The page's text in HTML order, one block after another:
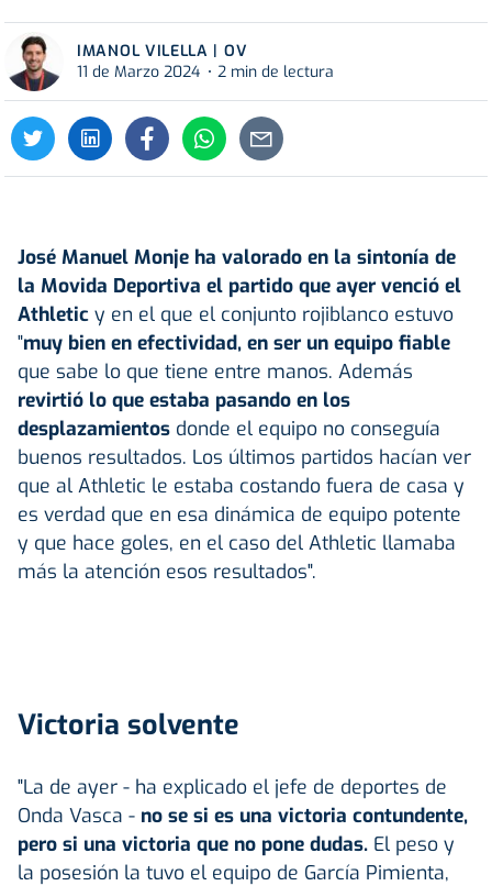
IMANOL VILELLA | OV
11 de Marzo 2024
2 min de lectura
José Manuel Monje ha valorado en la sintonía de
la Movida Deportiva el partido que ayer venció el
Athletic y en el que el conjunto rojiblanco estuvo
"muy bien en efectividad, en ser un equipo fiable
que sabe lo que tiene entre manos. Además
revirtió lo que estaba pasando en los
desplazamientos donde el equipo no conseguía
buenos resultados. Los últimos partidos hacían ver
que al Athletic le estaba costando fuera de casa y
es verdad que en esa dinámica de equipo potente
y que hace goles, en el caso del Athletic llamaba
más la atención esos resultados".
Victoria solvente
"La de ayer - ha explicado el jefe de deportes de
Onda Vasca - no se si es una victoria contundente,
pero si una victoria que no pone dudas. El peso y
la posesión la tuvo el equipo de García Pimienta,